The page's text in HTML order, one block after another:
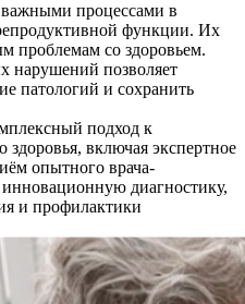
процессами в
функции. Их
проблемам со здоровьем.
нарушений позволяет
патологий и сохранить
подход к
включая экспертное
опытного врача-
диагностику,
и профилактики